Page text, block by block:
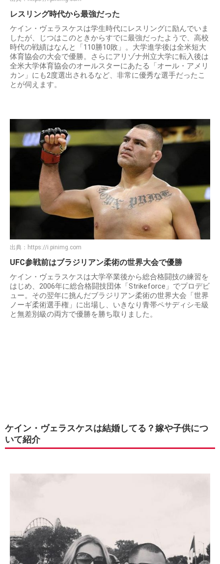
レスリング時代から最強だった
ケイン・ヴェラスケスは学生時代にレスリングに励んでいま
したが、じつはこのときからすでに最強だったようで、高校
時代の戦績はなんと「110勝10敗」。大学進学後は全米短大
体育協会の大会で優勝。さらにアリゾナ州立大学に転入後は
全米大学体育協会のオールスターにあたる「オール・アメリ
カン」にも2度選出されるなど、非常に優秀な選手だったこ
とが伺えます。
出典： https://i.pinimg.com
UFC参戦前はブラジリアン柔術の世界大会で優勝
ケイン・ヴェラスケスは大学卒業後から総合格闘技の練習を
はじめ、2006年に総合格闘技団体「Strikeforce」でプロデビ
ュー。その翌年に挑んだブラジリアン柔術の世界大会「世界
ノーギ柔術選手権」に出場し、いきなり青帯ペサディシモ級
と無差別級の両方で優勝を勝ち取りました。
ケイン・ヴェラスケスは結婚してる？嫁や子供につ
いて紹介